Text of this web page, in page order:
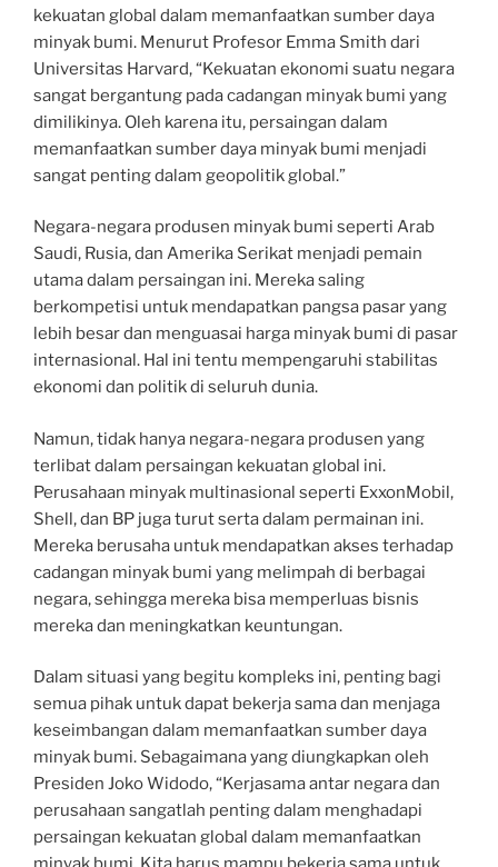
kekuatan global dalam memanfaatkan sumber daya
minyak bumi. Menurut Profesor Emma Smith dari
Universitas Harvard, “Kekuatan ekonomi suatu negara
sangat bergantung pada cadangan minyak bumi yang
dimilikinya. Oleh karena itu, persaingan dalam
memanfaatkan sumber daya minyak bumi menjadi
sangat penting dalam geopolitik global.”
Negara-negara produsen minyak bumi seperti Arab
Saudi, Rusia, dan Amerika Serikat menjadi pemain
utama dalam persaingan ini. Mereka saling
berkompetisi untuk mendapatkan pangsa pasar yang
lebih besar dan menguasai harga minyak bumi di pasar
internasional. Hal ini tentu mempengaruhi stabilitas
ekonomi dan politik di seluruh dunia.
Namun, tidak hanya negara-negara produsen yang
terlibat dalam persaingan kekuatan global ini.
Perusahaan minyak multinasional seperti ExxonMobil,
Shell, dan BP juga turut serta dalam permainan ini.
Mereka berusaha untuk mendapatkan akses terhadap
cadangan minyak bumi yang melimpah di berbagai
negara, sehingga mereka bisa memperluas bisnis
mereka dan meningkatkan keuntungan.
Dalam situasi yang begitu kompleks ini, penting bagi
semua pihak untuk dapat bekerja sama dan menjaga
keseimbangan dalam memanfaatkan sumber daya
minyak bumi. Sebagaimana yang diungkapkan oleh
Presiden Joko Widodo, “Kerjasama antar negara dan
perusahaan sangatlah penting dalam menghadapi
persaingan kekuatan global dalam memanfaatkan